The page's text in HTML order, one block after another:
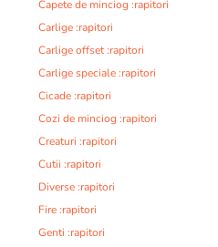
Capete de minciog :rapitori
Carlige :rapitori
Carlige offset :rapitori
Carlige speciale :rapitori
Cicade :rapitori
Cozi de minciog :rapitori
Creaturi :rapitori
Cutii :rapitori
Diverse :rapitori
Fire :rapitori
Genti :rapitori